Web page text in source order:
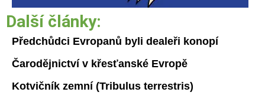
Další články:
Předchůdci Evropanů byli dealeři konopí
Čarodějnictví v křesťanské Evropě
Kotvičník zemní (Tribulus terrestris)